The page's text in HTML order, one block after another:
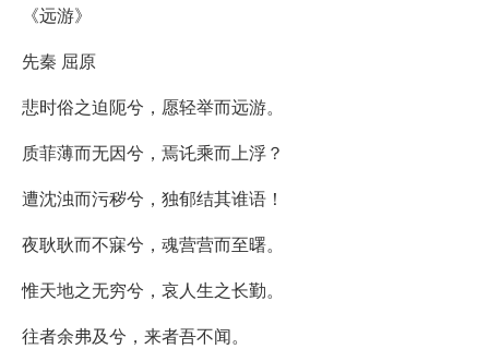
《远游》
先秦 屈原
悲时俗之迫阨兮，愿轻举而远游。
质菲薄而无因兮，焉讬乘而上浮？
遭沈浊而污秽兮，独郁结其谁语！
夜耿耿而不寐兮，魂营营而至曙。
惟天地之无穷兮，哀人生之长勤。
往者余弗及兮，来者吾不闻。